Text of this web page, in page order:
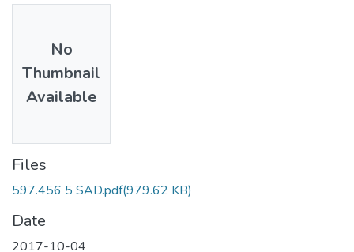
No
Thumbnail
Available
Files
597.456 5 SAD.pdf(979.62 KB)
Date
2017-10-04